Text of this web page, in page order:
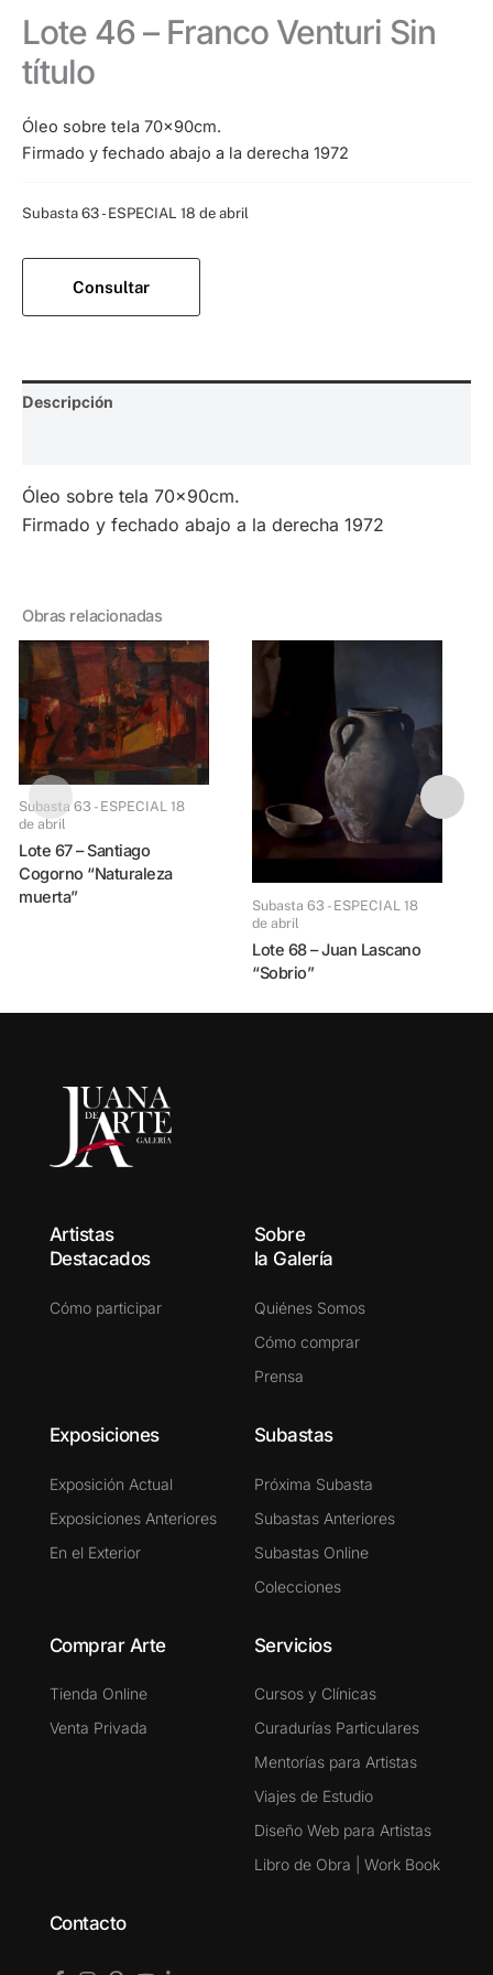
Lote 46 – Franco Venturi Sin
título
Óleo sobre tela 70x90cm.
Firmado y fechado abajo a la derecha 1972
Subasta 63 - ESPECIAL 18 de abril
Consultar
Descripción
Óleo sobre tela 70x90cm.
Firmado y fechado abajo a la derecha 1972
Obras relacionadas
Subasta 63 - ESPECIAL 18
de abril
Lote 67 – Santiago
Cogorno “Naturaleza
muerta”
Subasta 63 - ESPECIAL 18
de abril
Lote 68 – Juan Lascano
“Sobrio”
Artistas
Destacados
Cómo participar
Sobre
la Galería
Quiénes Somos
Cómo comprar
Prensa
Exposiciones
Exposición Actual
Exposiciones Anteriores
En el Exterior
Subastas
Próxima Subasta
Subastas Anteriores
Subastas Online
Colecciones
Comprar Arte
Tienda Online
Venta Privada
Servicios
Cursos y Clínicas
Curadurías Particulares
Mentorías para Artistas
Viajes de Estudio
Diseño Web para Artistas
Libro de Obra | Work Book
Contacto